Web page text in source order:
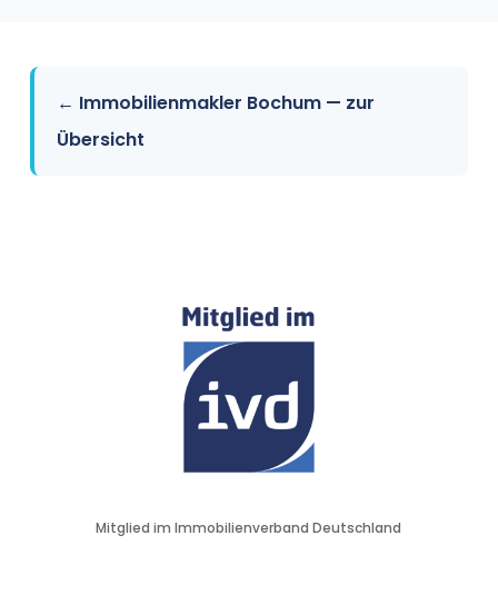
← Immobilienmakler Bochum — zur
Übersicht
Mitglied im Immobilienverband Deutschland